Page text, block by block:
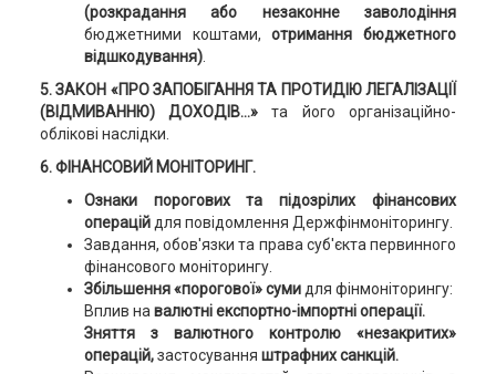
(розкрадання або незаконне заволодіння
бюджетними коштами, отримання бюджетного
відшкодування).
5. ЗАКОН «ПРО ЗАПОБІГАННЯ ТА ПРОТИДІЮ ЛЕГАЛІЗАЦІЇ
(ВІДМИВАННЮ) ДОХОДІВ…»та його організаційно-
облікові наслідки.
6. ФІНАНСОВИЙ МОНІТОРИНГ.
Ознаки порогових та підозрілих фінансових
операційдля повідомлення Держфінмоніторингу.
Завдання, обов'язки та права суб'єкта первинного
фінансового моніторингу.
Збільшення «порогової» сумидля фінмоніторингу:
Вплив навалютні експортно-імпортні операції.
Зняття з валютного контролю «незакритих»
операцій,застосування штрафних санкцій.